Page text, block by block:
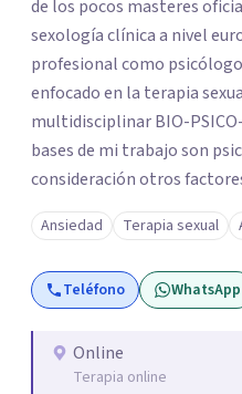
de los pocos masteres
sexología clínica a nivel
profesional como
enfocado en la terapia
multidisciplinar BIO-PSICO-
bases de mi trabajo son
consideración otros
funcionar al tener una
excluyendo de antemano
influir. Mi intención es ayudar para conseguir una mejora
global de tu sexualidad,
personal concreta. En especial mi ámbito de trabajo es la
disfunción eréctil, la
Ansiedad Terapia sexual
Teléfono WhatsApp
Online
Terapia online